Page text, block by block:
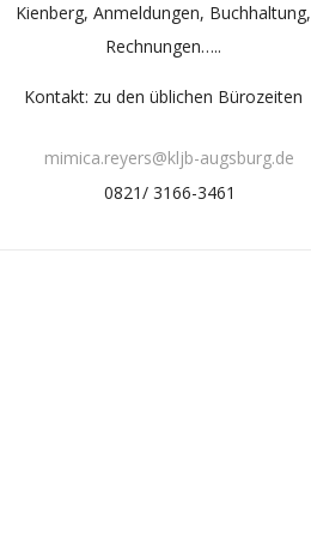
Kienberg, Anmeldungen, Buchhaltung,
Rechnungen…..
Kontakt: zu den üblichen Bürozeiten
mimica.reyers@kljb-augsburg.de
0821/ 3166-3461